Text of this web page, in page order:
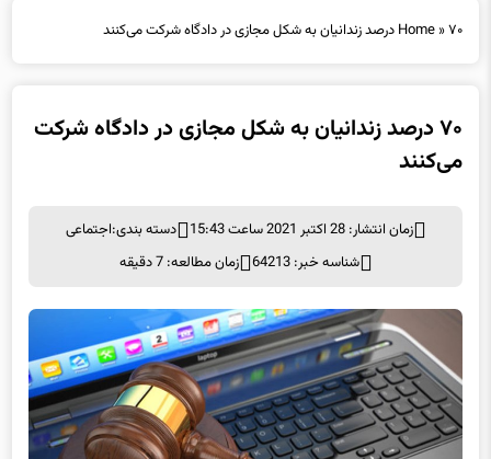
۷۰ درصد زندانیان به شکل مجازی در دادگاه شرکت
زمان انتشار: 28 اکتبر 2021 ساعت 15:43 دسته بندی: